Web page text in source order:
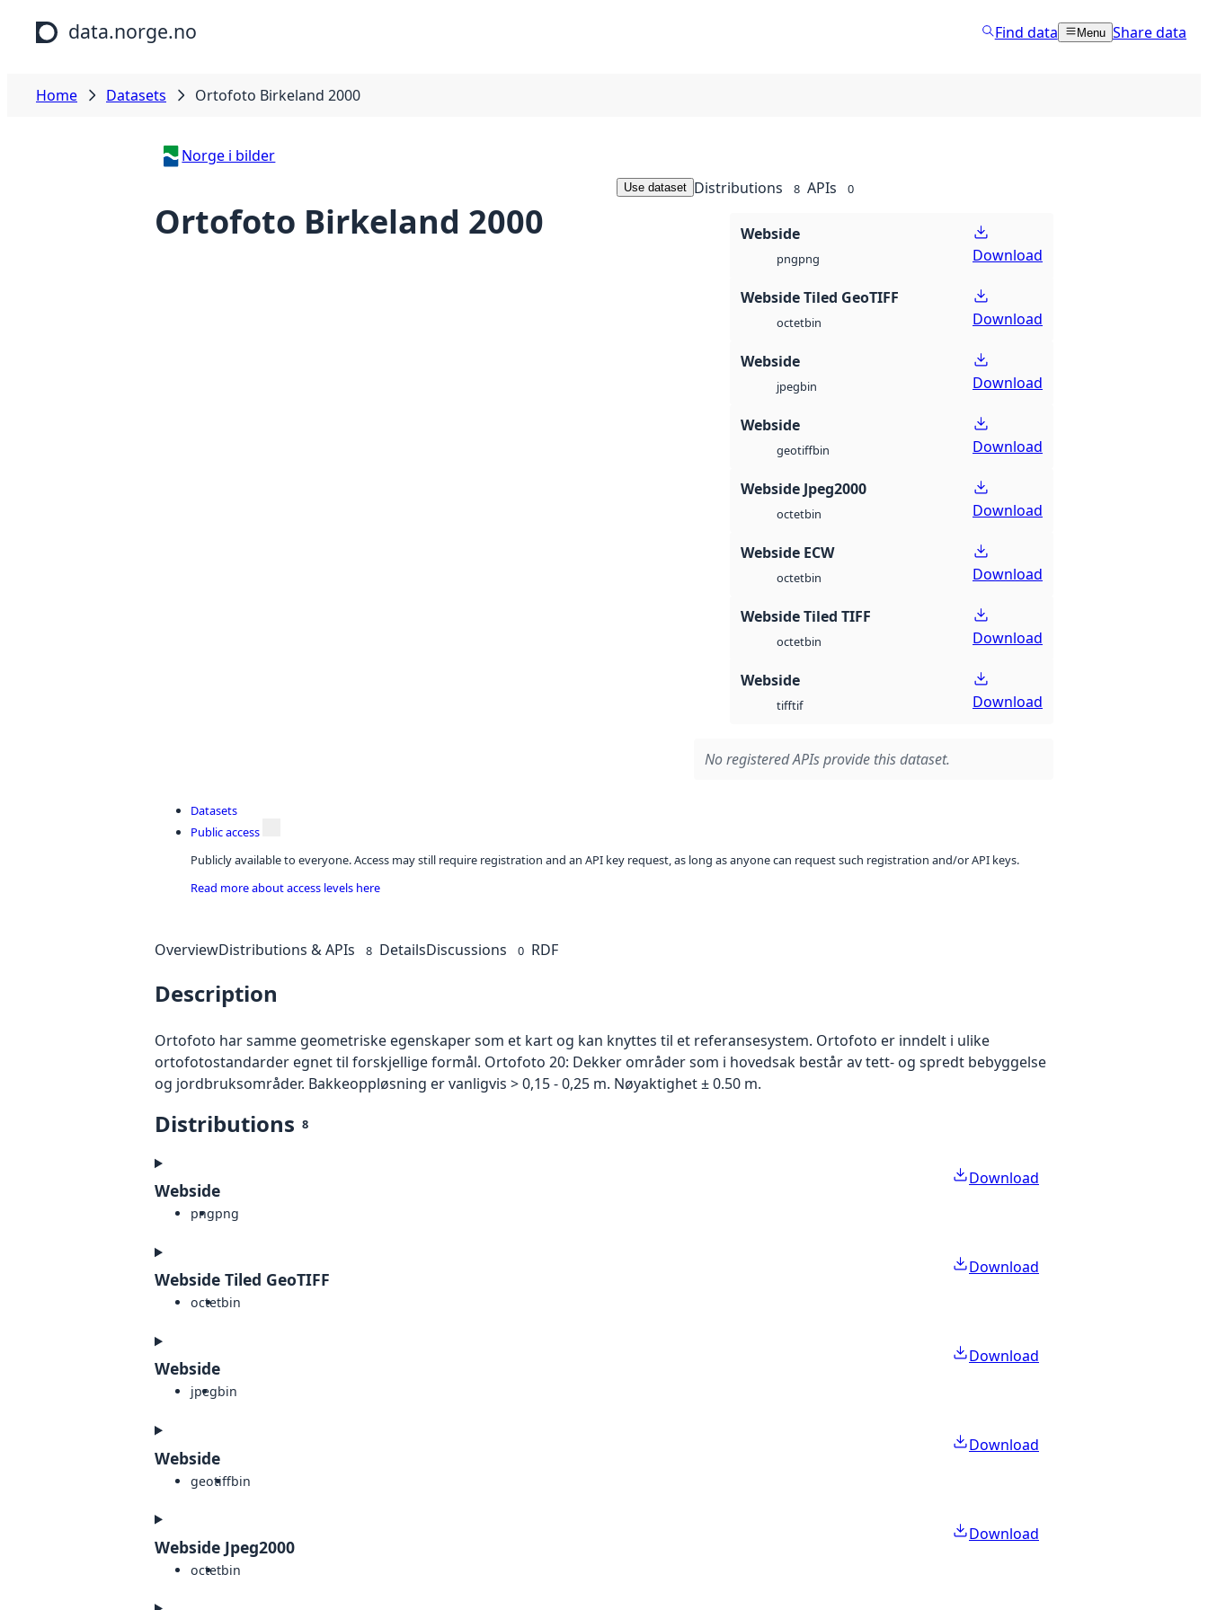
Skip to main content
data.norge.no Find data Menu Share data
Home Datasets Ortofoto Birkeland 2000
Norge i bilder
Ortofoto Birkeland 2000
Use dataset Distributions 8 APIs 0
Webside
pngpng Download
Webside Tiled GeoTIFF
octetbin Download
Webside
jpegbin Download
Webside
geotiffbin Download
Webside Jpeg2000
octetbin Download
Webside ECW
octetbin Download
Webside Tiled TIFF
octetbin Download
Webside
tifftif Download
No registered APIs provide this dataset.
Datasets
Public access
Publicly available to everyone. Access may still require registration and an API key request, as long as anyone can request such registration and/or API keys.
Read more about access levels here
OverviewDistributions & APIs 8 DetailsDiscussions 0 RDF
Description
Ortofoto har samme geometriske egenskaper som et kart og kan knyttes til et referansesystem. Ortofoto er inndelt i ulike
ortofotostandarder egnet til forskjellige formål. Ortofoto 20: Dekker områder som i hovedsak består av tett- og spredt bebyggelse
og jordbruksområder. Bakkeoppløsning er vanligvis > 0,15 - 0,25 m. Nøyaktighet ± 0.50 m.
Distributions 8
Webside
pngpng
Download
Webside Tiled GeoTIFF
octetbin
Download
Webside
jpegbin
Download
Webside
geotiffbin
Download
Webside Jpeg2000
octetbin
Download